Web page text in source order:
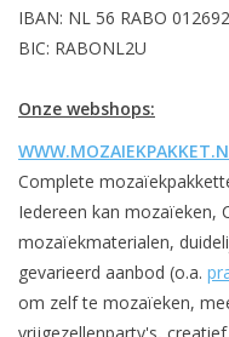
IBAN: NL 56 RABO
BIC: RABONL2U
Onze webshops:
Complete
Iedereen kan mozaïeken,
mozaïekmaterialen,
gevarieerd aanbod (o.a.
om zelf te mozaïeken,